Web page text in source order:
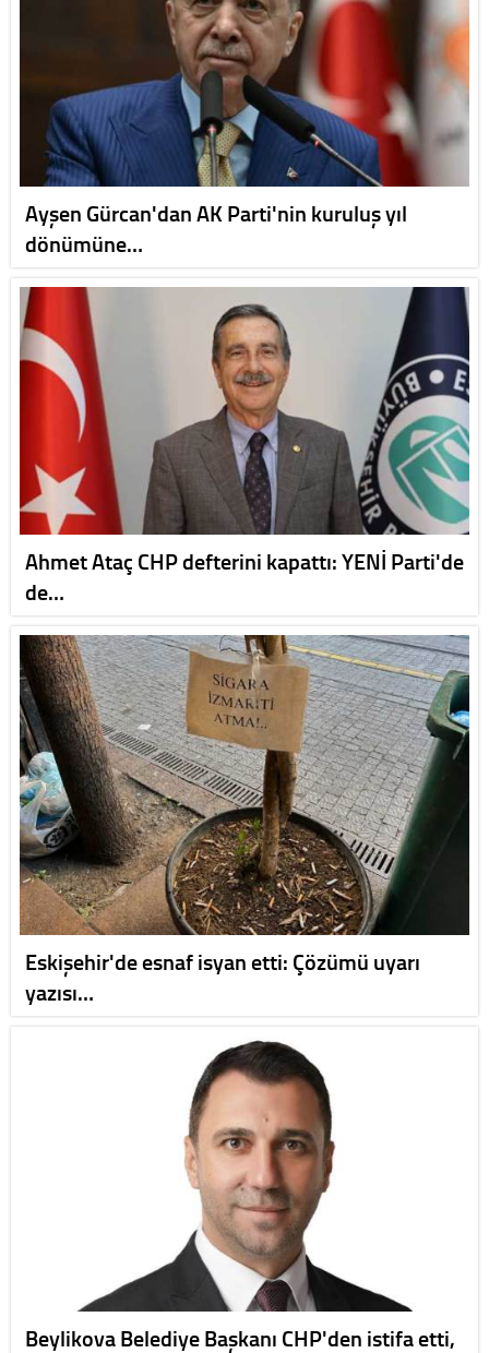
Ayşen Gürcan'dan AK Parti'nin kuruluş yıl
dönümüne…
Ahmet Ataç CHP defterini kapattı: YENİ Parti'de
de…
Eskişehir'de esnaf isyan etti: Çözümü uyarı
yazısı…
Beylikova Belediye Başkanı CHP'den istifa etti,